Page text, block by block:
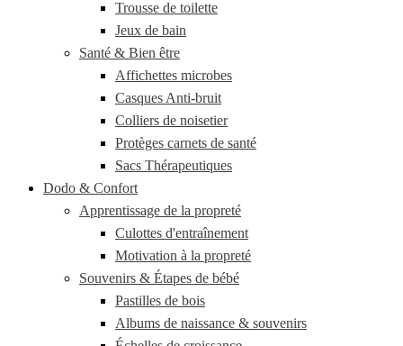
Trousse de toilette
Jeux de bain
Santé & Bien être
Affichettes microbes
Casques Anti-bruit
Colliers de noisetier
Protèges carnets de santé
Sacs Thérapeutiques
Dodo & Confort
Apprentissage de la propreté
Culottes d'entraînement
Motivation à la propreté
Souvenirs & Étapes de bébé
Pastilles de bois
Albums de naissance & souvenirs